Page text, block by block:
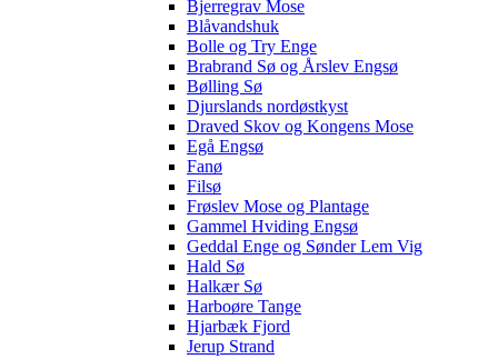
Bjerregrav Mose
Blåvandshuk
Bolle og Try Enge
Brabrand Sø og Årslev Engsø
Bølling Sø
Djurslands nordøstkyst
Draved Skov og Kongens Mose
Egå Engsø
Fanø
Filsø
Frøslev Mose og Plantage
Gammel Hviding Engsø
Geddal Enge og Sønder Lem Vig
Hald Sø
Halkær Sø
Harboøre Tange
Hjarbæk Fjord
Jerup Strand